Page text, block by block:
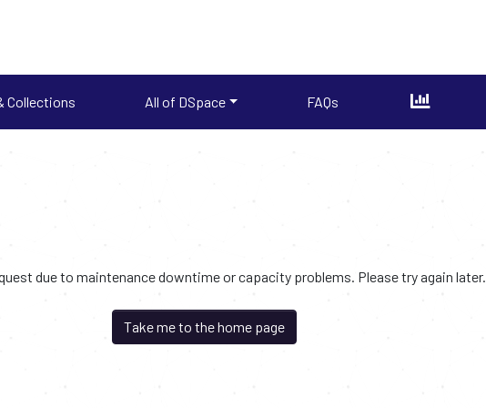
Collections All of DSpace FAQs
due to maintenance downtime or capacity problems. Please try again later.
Take me to the home page